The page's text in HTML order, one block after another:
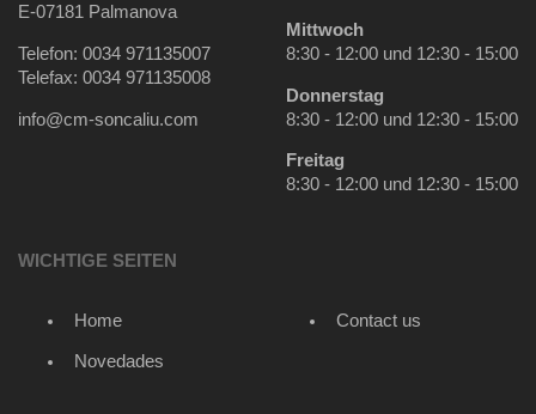
E-07181 Palmanova
Telefon: 0034 971135007
Telefax: 0034 971135008
info@cm-soncaliu.com
Mittwoch
8:30 - 12:00 und 12:30 - 15:00
Donnerstag
8:30 - 12:00 und 12:30 - 15:00
Freitag
8:30 - 12:00 und 12:30 - 15:00
WICHTIGE SEITEN
Home
Novedades
Contact us